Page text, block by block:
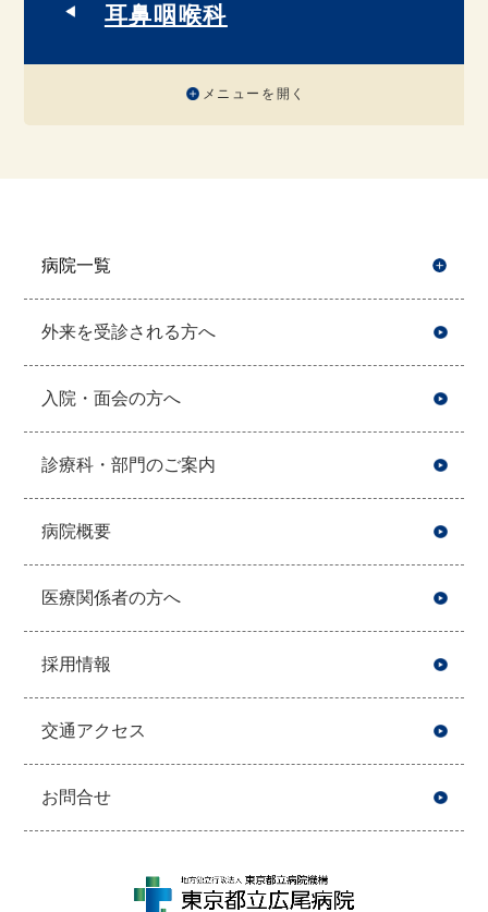
耳鼻咽喉科
メニューを開く
病院一覧
外来を受診される方へ
入院・面会の方へ
診療科・部門のご案内
病院概要
医療関係者の方へ
採用情報
交通アクセス
お問合せ